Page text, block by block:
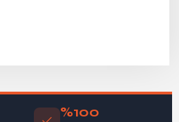
%100